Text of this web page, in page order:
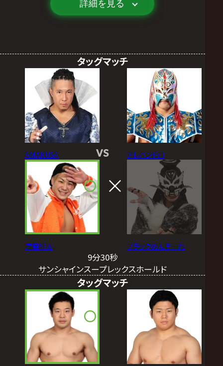
詳細を見る
タッグマッチ
AMAKUSA
宮脇純太
VS アレハンドロ
ブラックめんそーれ
9分30秒
サンシャインスープレックスホールド
タッグマッチ